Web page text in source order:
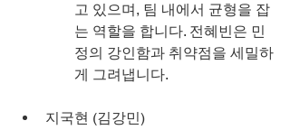
고 있으며, 팀 내에서 균형을 잡
는 역할을 합니다. 전혜빈은 민
정의 강인함과 취약점을 세밀하
게 그려냅니다.
지국현 (김강민)